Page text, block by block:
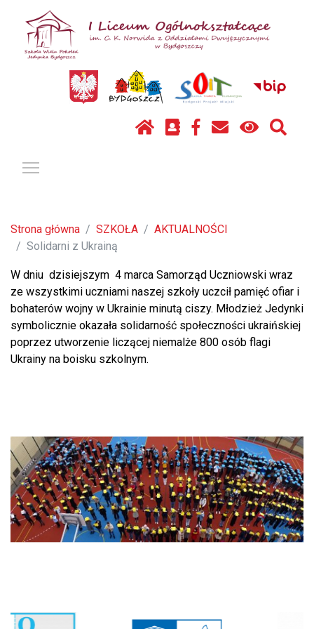
Strona główna SZKOŁA
AKTUALNOŚCI
Solidarni z Ukrainą
W dniu dzisiejszym 4 marca Samorząd Uczniowski wraz
ze wszystkimi uczniami naszej szkoły uczcił pamięć ofiar i
bohaterów wojny w Ukrainie minutą ciszy. Młodzież Jedynki
symbolicznie okazała solidarność społeczności ukraińskiej
poprzez utworzenie liczącej niemalże 800 osób flagi
Ukrainy na boisku szkolnym.